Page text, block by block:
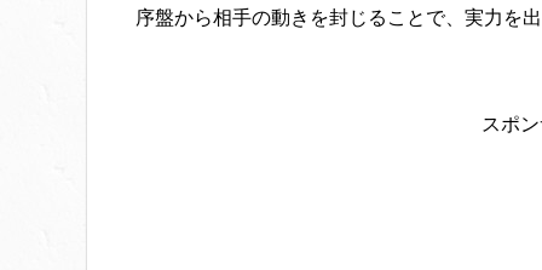
序盤から相手の動きを封じることで、実力を
スポ